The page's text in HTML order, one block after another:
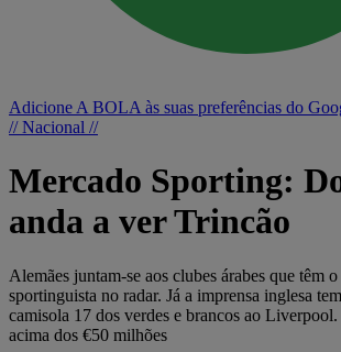
Adicione A BOLA às suas preferências do
// Nacional //
Mercado Sporting:
anda a ver Trincão
Alemães juntam-se aos clubes árabes que têm
sportinguista no radar. Já a imprensa inglesa
camisola 17 dos verdes e brancos ao
acima dos €50 milhões